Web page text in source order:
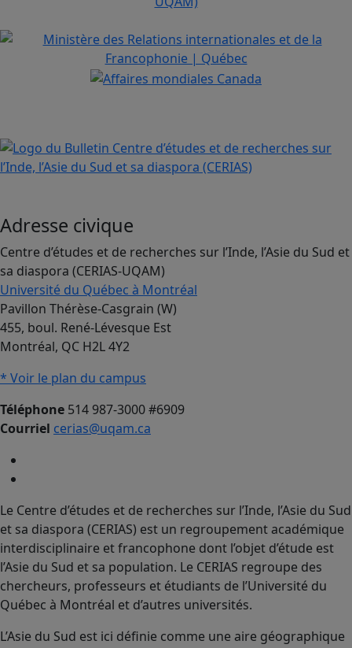
Adresse civique
Centre d’études et de recherches sur l’Inde, l’Asie du Sud et
sa diaspora (CERIAS-UQAM)
Université du Québec à Montréal
Pavillon Thérèse-Casgrain (W)
455, boul. René-Lévesque Est
Montréal, QC H2L 4Y2
* Voir le plan du campus
Téléphone 514 987-3000 #6909
Courriel cerias@uqam.ca
Le Centre d’études et de recherches sur l’Inde, l’Asie du Sud
et sa diaspora (CERIAS) est un regroupement académique
interdisciplinaire et francophone dont l’objet d’étude est
l’Asie du Sud et sa population. Le CERIAS regroupe des
chercheurs, professeurs et étudiants de l’Université du
Québec à Montréal et d’autres universités.
L’Asie du Sud est ici définie comme une aire géographique